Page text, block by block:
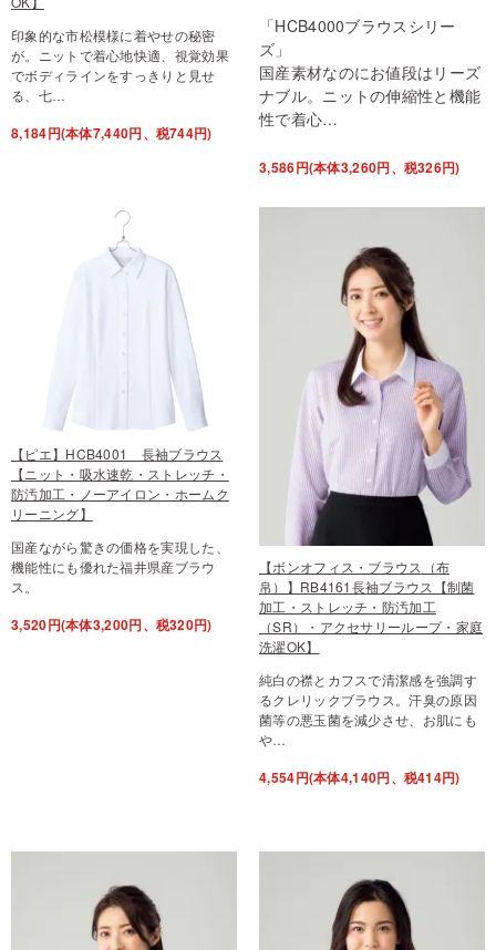
印象的な市松模様に着やせの秘密
が。ニットで着心地快適、視覚効果
でボディラインをすっきりと見せ
る、七…
8,184円(本体7,440円、税744円)
「HCB4000ブラウスシリー
ズ」
国産素材なのにお値段はリーズ
ナブル。ニットの伸縮性と機能
性で着心…
3,586円(本体3,260円、税326円)
【ピエ】HCB4001 長袖ブラウス
【ニット・吸水速乾・ストレッチ・
防汚加工・ノーアイロン・ホームク
リーニング】
国産ながら驚きの価格を実現した、
機能性にも優れた福井県産ブラウ
ス。
3,520円(本体3,200円、税320円)
【ボンオフィス・ブラウス（布
帛）】RB4161長袖ブラウス【制菌
加工・ストレッチ・防汚加工
（SR）・アクセサリーループ・家庭
洗濯OK】
純白の襟とカフスで清潔感を強調す
るクレリックブラウス。汗臭の原因
菌等の悪玉菌を減少させ、お肌にも
や…
4,554円(本体4,140円、税414円)